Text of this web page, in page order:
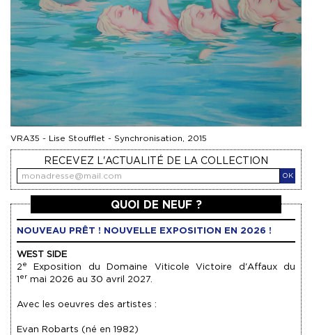
VRA35 - Lise Stoufflet - Synchronisation, 2015
RECEVEZ L'ACTUALITÉ DE LA COLLECTION
OK
QUOI DE NEUF ?
NOUVEAU PRÊT ! NOUVELLE EXPOSITION EN 2026 !
WEST SIDE
2e
Exposition du Domaine Viticole Victoire d'Affaux du
1er mai 2026 au 30 avril 2027.
Avec les oeuvres des artistes :
Evan Robarts (né en 1982)